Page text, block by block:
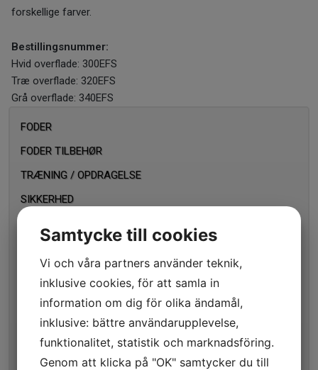
FODER
FODER TILBEHØR
TRÆNING / OPDRAGELSE
SIKKERHED
HUNDE OG KATTE DØRE
Husdyrs dør til stor katte og små hunde
Manuel luksus kattelem med 4 vejs system
Tunnel forlænger
Magnetisk luksus kattelem med 4 vejs låsesystem
Magnet nøgle til at hænge i halsbåndet til Magnetisk luksus
forskellige farver.
Bestillingsnummer:
Hvid overflade: 300EFS
Træ overflade: 320EFS
Grå overflade: 340EFS
Samtycke till cookies
Vi och våra partners använder teknik,
inklusive cookies, för att samla in
information om dig för olika ändamål,
inklusive: bättre användarupplevelse,
funktionalitet, statistik och marknadsföring.
Genom att klicka på "OK" samtycker du till